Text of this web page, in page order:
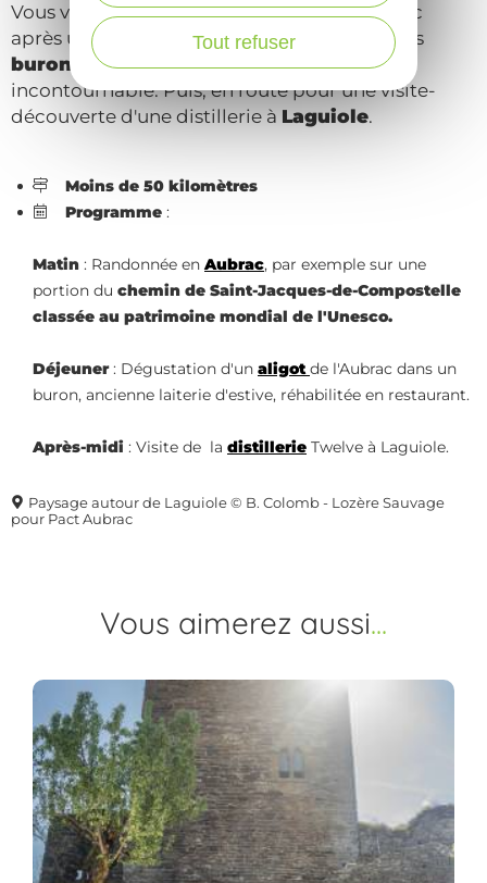
Paysage autour de Laguiole © B. Colomb - Lozère Sauvage
pour Pact Aubrac
Vous voulezdéguster un Aligotde l'Aubrac
après une demi-journée de randonnée
? Les
burons
sont le cadre parfait et
incontournable. Puis, en route pour une visite-
découverte d'une distillerie à Laguiole.
Moins de 50 kilomètres
Programme :
Matin : Randonnée en Aubrac, par exemple sur une
portion du chemin de Saint-Jacques-de-Compostelle
classée au patrimoine mondial de l'Unesco.
Déjeuner: Dégustation d'un aligotde l'Aubrac dans un
buron, ancienne laiterie d'estive, réhabilitée en restaurant.
Après-midi : Visite de la distillerie Twelve à Laguiole.
Vous aimerez aussi
Tout refuser